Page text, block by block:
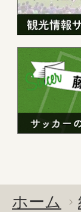
ホーム